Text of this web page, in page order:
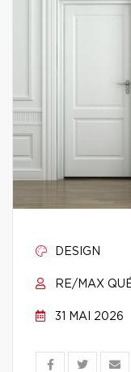
DESIGN
RE/MAX
31 MAI 2026